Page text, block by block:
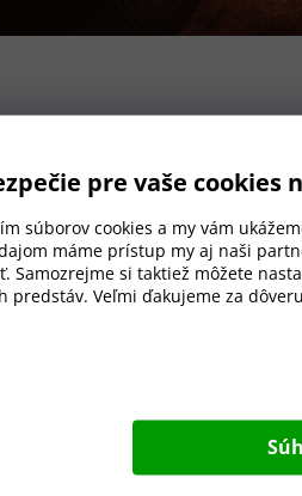
pre vaše cookies
súborov cookies a my vám
máme prístup my aj naši
Samozrejme si taktiež môžete
predstáv. Veľmi ďakujeme za
z